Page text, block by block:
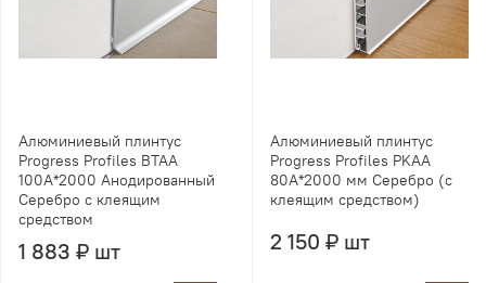
Алюминиевый плинтус
Progress Profiles BTAA
100А*2000 Анодированный
Серебро с клеящим
средством
1 883 ₽ шт
Алюминиевый плинтус
Progress Profiles PKAA
80A*2000 мм Серебро (с
клеящим средством)
2 150 ₽ шт